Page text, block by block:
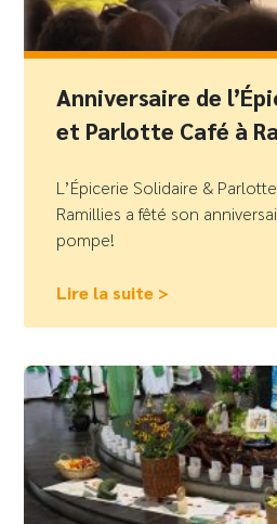
Anniversaire de
et Parlotte Café à
L’Épicerie Solidaire &
Ramillies a fêté son
pompe!
Lire la suite >